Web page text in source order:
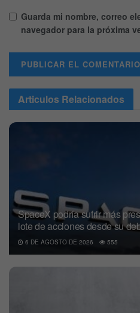
Guarda mi nombre, correo
navegador para la próxima
Articulos Relacionados
SpaceX podría sufrir más
lote de acciones desde su
6 DE AGOSTO DE 2026 555